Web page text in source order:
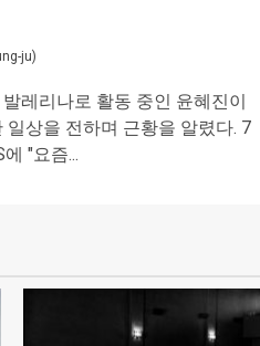
ju)
레리나로 활동 중인 윤혜진이
상을 전하며 근황을 알렸다. 7
"요즘...